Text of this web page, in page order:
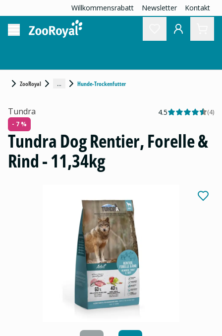
Willkommensrabatt Newsletter Kontakt
ZooRoyal ... Hunde-Trockenfutter
Tundra 4.5 (4)
- 7 %
Tundra Dog Rentier, Forelle &
Rind - 11,34kg